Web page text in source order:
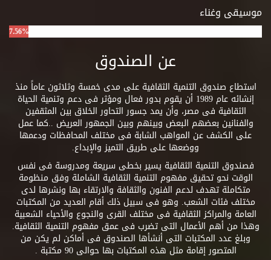
موسيقى وغناء
7.56%
عن الصندوق
استطاع صندوق التنمية الثقافية على مدى خمسة وثلاثون عاماً منذ
إنشائه عام 1989 أن يقوم بدور فعال ومؤثر فى دعم وتنمية الحياة
الثقافية فى مصر، وأن يمد جسور التحاور الخلاق بين المثقفين
والفنانين بعضهم البعض وبينهم وبين الجمهور العريض ..كما عمل
على الكشف عن المواهب الشابة فى مختلف المحافظات ودعمها
ووضعها على طريق التميز والإبداع.
فصندوق التنمية الثقافية يسير بخطى سريعة ومدروسة فى نفس
الوقت نحو تحقيق مفهوم التنمية الثقافية الشاملة وفق منظومة
متكاملة تهدف لدعم الفنون والثقافة والارتقاء بها ونشرها لدى
مختلف فئات الشعب. وهو فى سبيل ذلك أقام العديد من المكتبات
العامة والمراكز الثقافية فى مختلف القرى والنجوع والأحياء الشعبية
وهذا من أهم الأعمال التى تضرب فى عمق مفهوم التنمية الثقافية.
وبلغ عدد المكتبات التى أنشأها الصندوق فى أماكن لم يكن من
المتصور إقامة مثل هذه المكتبات بها حوالى 90 مكتبة .